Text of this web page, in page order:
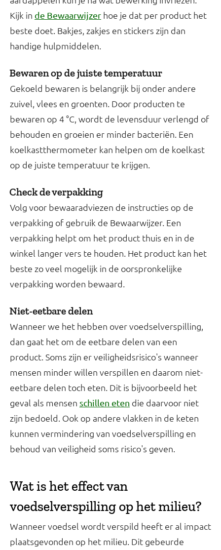
Kijk in de Bewaarwijzer hoe je dat per product het
beste doet. Bakjes, zakjes en stickers zijn dan
handige hulpmiddelen.
Bewaren op de juiste temperatuur
Gekoeld bewaren is belangrijk bij onder andere
zuivel, vlees en groenten. Door producten te
bewaren op 4 °C, wordt de levensduur verlengd of
behouden en groeien er minder bacteriën. Een
koelkastthermometer kan helpen om de koelkast
op de juiste temperatuur te krijgen.
Check de verpakking
Volg voor bewaaradviezen de instructies op de
verpakking of gebruik de Bewaarwijzer. Een
verpakking helpt om het product thuis en in de
winkel langer vers te houden. Het product kan het
beste zo veel mogelijk in de oorspronkelijke
verpakking worden bewaard.
Niet-eetbare delen
Wanneer we het hebben over voedselverspilling,
dan gaat het om de eetbare delen van een
product. Soms zijn er veiligheidsrisico's wanneer
mensen minder willen verspillen en daarom niet-
eetbare delen toch eten. Dit is bijvoorbeeld het
geval als mensen schillen eten die daarvoor niet
zijn bedoeld. Ook op andere vlakken in de keten
kunnen vermindering van voedselverspilling en
behoud van veiligheid soms risico's geven.
Wat is het effect van
voedselverspilling op het milieu?
Wanneer voedsel wordt verspild heeft er al impact
plaatsgevonden op het milieu. Dit gebeurde